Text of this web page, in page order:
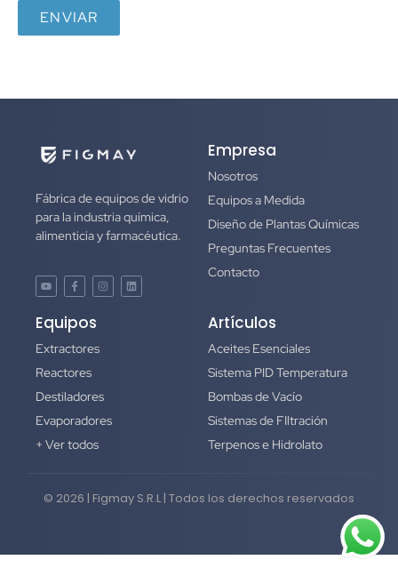
Fábrica de equipos de vidrio
para la industria química,
alimenticia y farmacéutica.
Empresa
Nosotros
Equipos a Medida
Diseño de Plantas Químicas
Preguntas Frecuentes
Contacto
Equipos
Extractores
Reactores
Destiladores
Evaporadores
+ Ver todos
Artículos
Aceites Esenciales
Sistema PID Temperatura
Bombas de Vacío
Sistemas de FIltración
Terpenos e Hidrolato
© 2026 | Figmay S.R.L | Todos los derechos reservados